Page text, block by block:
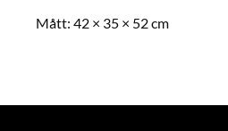
Mått: 42 × 35 × 52 cm